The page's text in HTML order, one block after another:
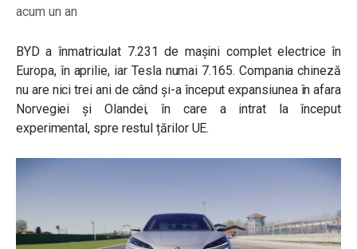
acum un an
BYD a înmatriculat 7.231 de mașini complet electrice în
Europa, în aprilie, iar Tesla numai 7.165. Compania chineză
nu are nici trei ani de când și-a început expansiunea în afara
Norvegiei și Olandei, în care a intrat la început
experimental, spre restul țărilor UE.